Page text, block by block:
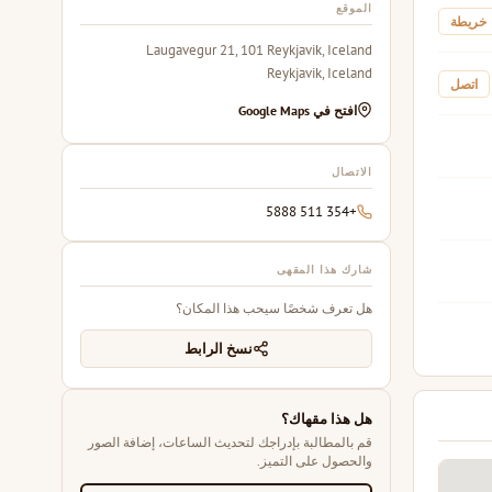
خريطة
اتصل
الموقع
Laugavegur 21, 101 Reykjavik, Iceland
Reykjavik, Iceland
افتح في Google Maps
الاتصال
+354 511 5888
شارك هذا المقهى
هل تعرف شخصًا سيحب هذا المكان؟
نسخ الرابط
هل هذا مقهاك؟
قم بالمطالبة بإدراجك لتحديث الساعات، إضافة الصور
والحصول على التميز.